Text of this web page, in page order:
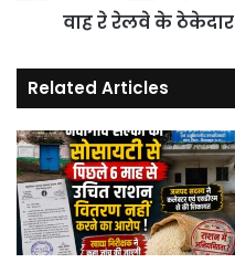
वाह रे रेलवे के
Related Articles